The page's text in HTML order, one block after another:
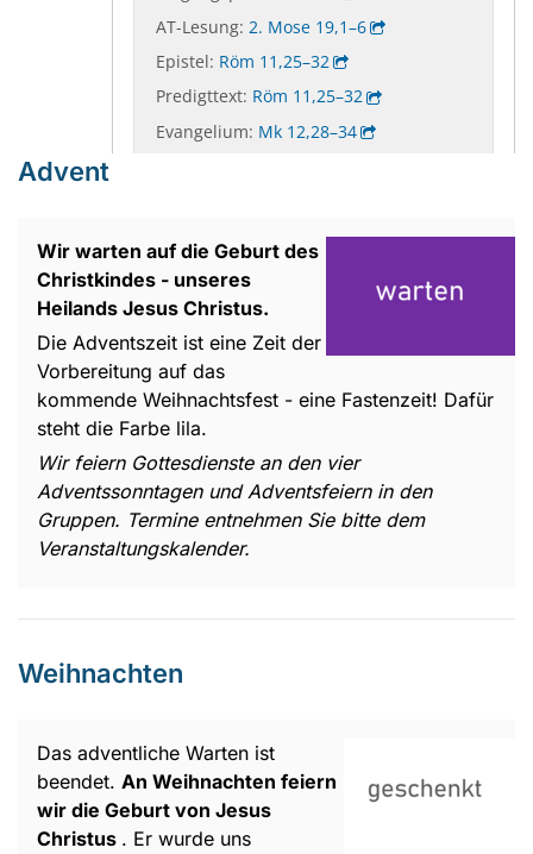
Advent
Wir warten auf die Geburt des
Christkindes - unseres
Heilands Jesus Christus.
Die Adventszeit ist eine Zeit der
Vorbereitung auf das
kommende Weihnachtsfest - eine Fastenzeit! Dafür
steht die Farbe lila.
Wir feiern Gottesdienste an den vier
Adventssonntagen und Adventsfeiern in den
Gruppen. Termine entnehmen Sie bitte dem
Veranstaltungskalender.
Weihnachten
Das adventliche Warten ist
beendet. An Weihnachten feiern
wir die Geburt von Jesus
Christus . Er wurde uns